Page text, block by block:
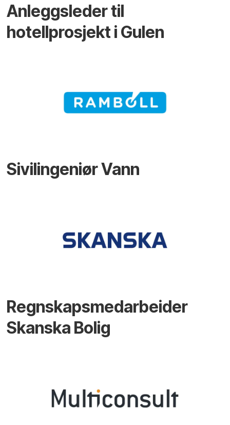
Anleggsleder til
hotellprosjekt i Gulen
Sivilingeniør Vann
Regnskapsmedarbeider
Skanska Bolig